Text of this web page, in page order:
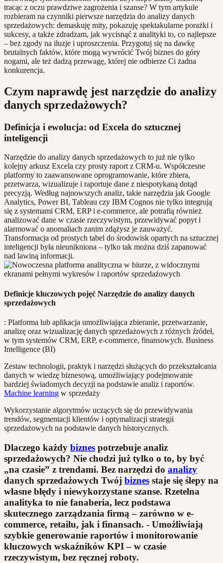
tracąc z oczu prawdziwe zagrożenia i szanse? W tym artykule
rozbieram na czynniki pierwsze narzędzia do analizy danych
sprzedażowych: demaskuję mity, pokazuję spektakularne porażki i
sukcesy, a także zdradzam, jak wycisnąć z analityki to, co najlepsze
– bez zgody na iluzje i uproszczenia. Przygotuj się na dawkę
brutalnych faktów, które mogą wywrócić Twój biznes do góry
nogami, ale też dadzą przewagę, której nie odbierze Ci żadna
konkurencja.
Czym naprawdę jest narzędzie do analizy
danych sprzedażowych?
Definicja i ewolucja: od Excela do sztucznej
inteligencji
Narzędzie do analizy danych sprzedażowych to już nie tylko
kolejny arkusz Excela czy prosty raport z CRM-u. Współczesne
platformy to zaawansowane oprogramowanie, które zbiera,
przetwarza, wizualizuje i raportuje dane z niespotykaną dotąd
precyzją. Według najnowszych analiz, takie narzędzia jak Google
Analytics, Power BI, Tableau czy IBM Cognos nie tylko integrują
się z systemami CRM, ERP i e-commerce, ale potrafią również
analizować dane w czasie rzeczywistym, przewidywać popyt i
alarmować o anomaliach zanim zdążysz je zauważyć.
Transformacja od prostych tabel do środowisk opartych na sztucznej
inteligencji była nieunikniona – tylko tak można dziś zapanować
nad lawiną informacji.
Definicje kluczowych pojęć Narzędzie do analizy danych
sprzedażowych
: Platforma lub aplikacja umożliwiająca zbieranie, przetwarzanie,
analizę oraz wizualizację danych sprzedażowych z różnych źródeł,
w tym systemów CRM, ERP, e-commerce, finansowych. Business
Intelligence (BI)
Zestaw technologii, praktyk i narzędzi służących do przekształcania
danych w wiedzę biznesową, umożliwiający podejmowanie
bardziej świadomych decyzji na podstawie analiz i raportów.
Machine learning w sprzedaży
Wykorzystanie algorytmów uczących się do przewidywania
trendów, segmentacji klientów i optymalizacji strategii
sprzedażowych na podstawie danych historycznych.
Dlaczego każdy biznes potrzebuje analiz
sprzedażowych? Nie chodzi już tylko o to, by być
„na czasie” z trendami. Bez narzędzi do analizy
danych sprzedażowych Twój biznes staje się ślepy na
własne błędy i niewykorzystane szanse. Rzetelna
analityka to nie fanaberia, lecz podstawa
skutecznego zarządzania firmą – zarówno w e-
commerce, retailu, jak i finansach. - Umożliwiają
szybkie generowanie raportów i monitorowanie
kluczowych wskaźników KPI – w czasie
rzeczywistym, bez ręcznej roboty.